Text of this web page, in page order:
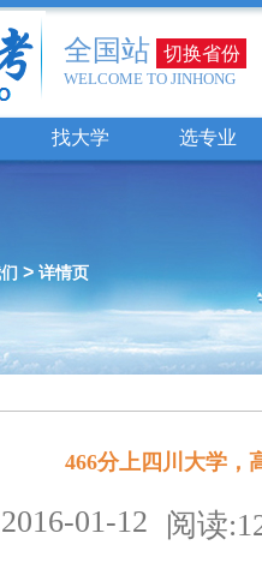
全国站 切换省份
WELCOME TO JINHONG
找大学 选专业
> 详情页
466分上四川大学，
01-12 阅读